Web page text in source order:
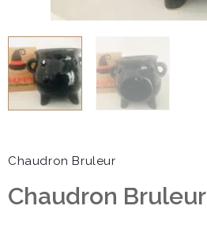
Chaudron Bruleur
Chaudron Bruleur